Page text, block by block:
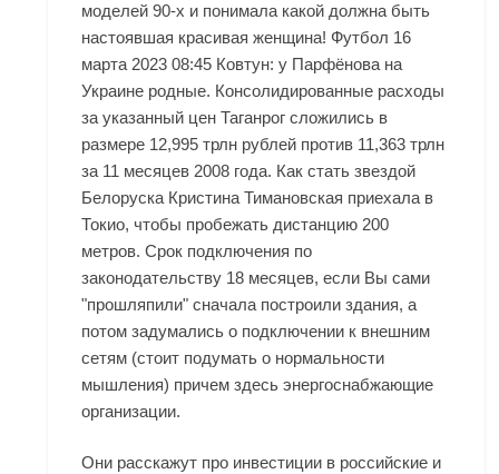
моделей 90-х и понимала какой должна быть
настоявшая красивая женщина! Футбол 16
марта 2023 08:45 Ковтун: у Парфёнова на
Украине родные. Консолидированные расходы
за указанный цен Таганрог сложились в
размере 12,995 трлн рублей против 11,363 трлн
за 11 месяцев 2008 года. Как стать звездой
Белоруска Кристина Тимановская приехала в
Токио, чтобы пробежать дистанцию 200
метров. Срок подключения по
законодательству 18 месяцев, если Вы сами
"прошляпили" сначала построили здания, а
потом задумались о подключении к внешним
сетям (стоит подумать о нормальности
мышления) причем здесь энергоснабжающие
организации.
Они расскажут про инвестиции в российские и